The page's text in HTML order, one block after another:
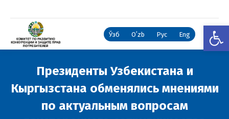
Ўзб Oʻzb Рус Eng
Президенты Узбекистана и
Кыргызстана обменялись мнениями
по актуальным вопросам